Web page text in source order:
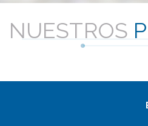
NUESTROS